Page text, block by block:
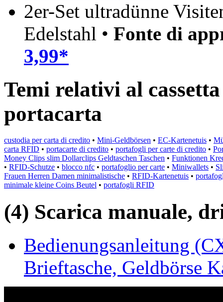
2er-Set ultradünne
Edelstahl • Fonte di
3,99*
Temi relativi al
portacarta
custodia per carta di credito • Mini-Geldbörsen • EC-Kartenetuis •
carta RFID • portacarte di credito • portafogli per carte di credito •
Money Clips slim Dollarclips Geldtaschen Taschen • Funktionen
• RFID-Schutze • blocco nfc • portafoglio per carte • Miniwallets •
Frauen Herren Damen minimalistische • RFID-Kartenetuis •
minimale kleine Coins Beutel • portafogli RFID
(4) Scarica manuale,
Bedienungsanleitung
Brieftasche, Geldbörse